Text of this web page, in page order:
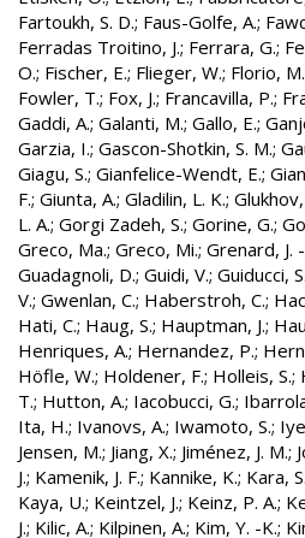
Fartoukh, S. D.; Faus-Golfe, A.;
Ferradas Troitino, J.; Ferrara, G.;
O.; Fischer, E.; Flieger, W.; Florio, M.
Fowler, T.; Fox, J.; Francavilla, P.;
Gaddi, A.; Galanti, M.; Gallo, E.;
Garzia, I.; Gascon-Shotkin, S. M.;
Giagu, S.; Gianfelice-Wendt, E.;
F.; Giunta, A.; Gladilin, L. K.; Glukhov,
L. A.; Gorgi Zadeh, S.; Gorine, G.;
Greco, Ma.; Greco, Mi.; Grenard, J.
Guadagnoli, D.; Guidi, V.; Guiducci, S.
V.; Gwenlan, C.; Haberstroh, C.;
Hati, C.; Haug, S.; Hauptman, J.;
Henriques, A.; Hernandez, P.;
Höfle, W.; Holdener, F.; Holleis, S.;
T.; Hutton, A.; Iacobucci, G.;
Ita, H.; Ivanovs, A.; Iwamoto, S.;
Jensen, M.; Jiang, X.; Jiménez, J. M.;
J.; Kamenik, J. F.; Kannike, K.; Kara,
Kaya, U.; Keintzel, J.; Keinz, P. A.;
J.; Kilic, A.; Kilpinen, A.; Kim, Y. -K.;